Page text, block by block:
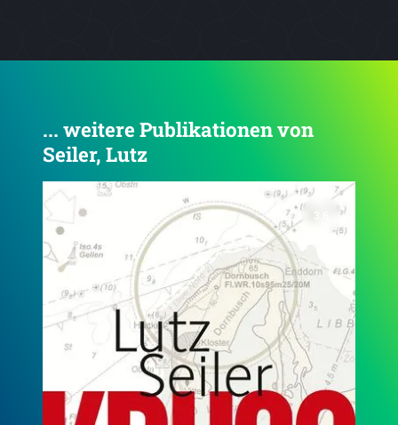
... weitere Publikationen von
Seiler, Lutz
5.0